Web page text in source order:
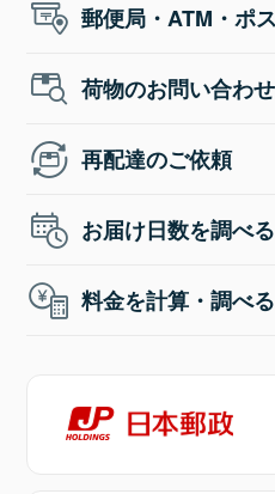
郵便局・ATM・ポ
荷物のお問い合わせ
再配達のご依頼
お届け日数を調べる
料金を計算・調べる